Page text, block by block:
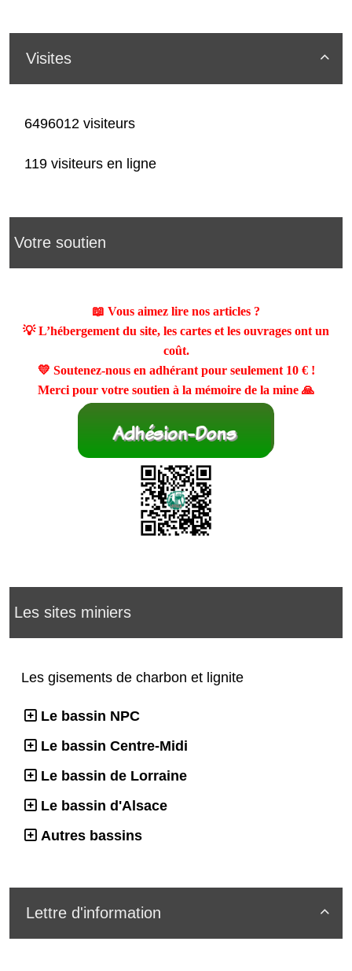

Visites
6496012 visiteurs
119 visiteurs en ligne
Votre soutien
📖 Vous aimez lire nos articles ?
💡 L’hébergement du site, les cartes et les ouvrages ont un
coût.
💛 Soutenez-nous en adhérant pour seulement 10 €!
Merci pour votre soutien à la mémoire de la mine 🙏
Les sites miniers
Les gisements de charbon et lignite
Le bassin NPC
Le bassin Centre-Midi
Le bassin de Lorraine
Le bassin d'Alsace
Autres bassins

Lettre d'information